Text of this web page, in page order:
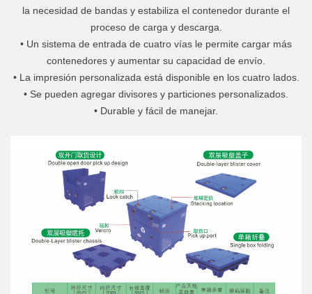
la necesidad de bandas y estabiliza el contenedor durante el
proceso de carga y descarga.
• Un sistema de entrada de cuatro vías le permite cargar más
contenedores y aumentar su capacidad de envío.
• La impresión personalizada está disponible en los cuatro lados.
• Se pueden agregar divisores y particiones personalizados.
• Durable y fácil de manejar.